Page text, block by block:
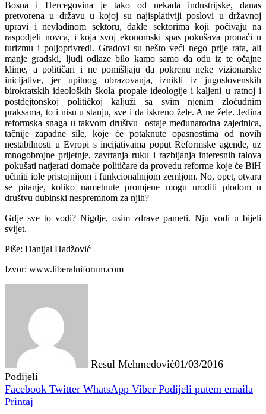
Bosna i Hercegovina je tako od nekada industrijske, danas
pretvorena u državu u kojoj su najisplativiji poslovi u državnoj
upravi i nevladinom sektoru, dakle sektorima koji počivaju na
raspodjeli novca, i koja svoj ekonomski spas pokušava pronaći u
turizmu i poljoprivredi. Gradovi su nešto veći nego prije rata, ali
manje gradski, ljudi odlaze bilo kamo samo da odu iz te očajne
klime, a političari i ne pomišljaju da pokrenu neke vizionarske
inicijative, jer upitnog obrazovanja, iznikli iz jugoslovenskih
birokratskih ideoloških škola propale ideologije i kaljeni u ratnoj i
postdejtonskoj političkoj kaljuži sa svim njenim zloćudnim
praksama, to i nisu u stanju, sve i da iskreno žele. A ne žele. Jedina
reformska snaga u takvom društvu ostaje međunarodna zajednica,
tačnije zapadne sile, koje će potaknute opasnostima od novih
nestabilnosti u Evropi s incijativama poput Reformske agende, uz
mnogobrojne prijetnje, zavrtanja ruku i razbijanja interesnih talova
pokušati natjerati domaće političare da provedu reforme koje će BiH
učiniti iole pristojnijom i funkcionalnijom zemljom. No, opet, otvara
se pitanje, koliko nametnute promjene mogu uroditi plodom u
društvu dubinski nespremnom za njih?
Gdje sve to vodi? Nigdje, osim zdrave pameti. Nju vodi u bijeli
svijet.
Piše: Danijal Hadžović
Izvor: www.liberalniforum.com
Resul Mehmedović01/03/2016
Podijeli
Facebook Twitter WhatsApp Viber Podijeli putem emaila
Printaj